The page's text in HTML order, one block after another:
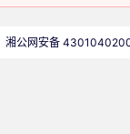
湘公网安备